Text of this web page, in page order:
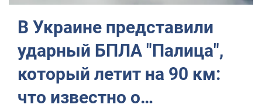
В Украине представили
ударный БПЛА "Палица",
который летит на 90 км:
что известно о